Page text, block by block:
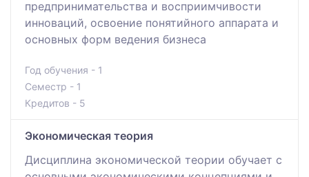
предпринимательства и восприимчивости
инноваций, освоение понятийного аппарата и
основных форм ведения бизнеса
Год обучения - 1
Семестр - 1
Кредитов - 5
Экономическая теория
Дисциплина экономической теории обучает с